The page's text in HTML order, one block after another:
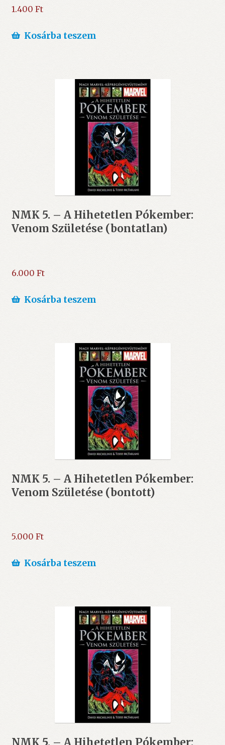
1.400 Ft
Kosárba teszem
NMK 5. – A Hihetetlen Pókember:
Venom Születése (bontatlan)
6.000 Ft
Kosárba teszem
NMK 5. – A Hihetetlen Pókember:
Venom Születése (bontott)
5.000 Ft
Kosárba teszem